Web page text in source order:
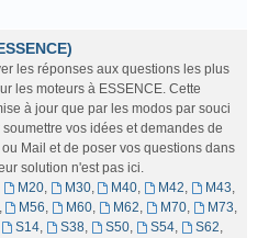
les réponses aux questions les plus
les moteurs à ESSENCE. Cette
à jour que par les modos par souci
vos idées et demandes de
Mail et de poser vos questions dans
solution n'est pas ici.
M20, M30, M40, M42, M43,
M56, M60, M62, M70, M73,
S14, S38, S50, S54, S62,